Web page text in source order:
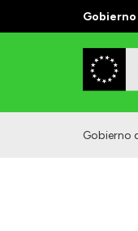
Gobierno
Gobierno